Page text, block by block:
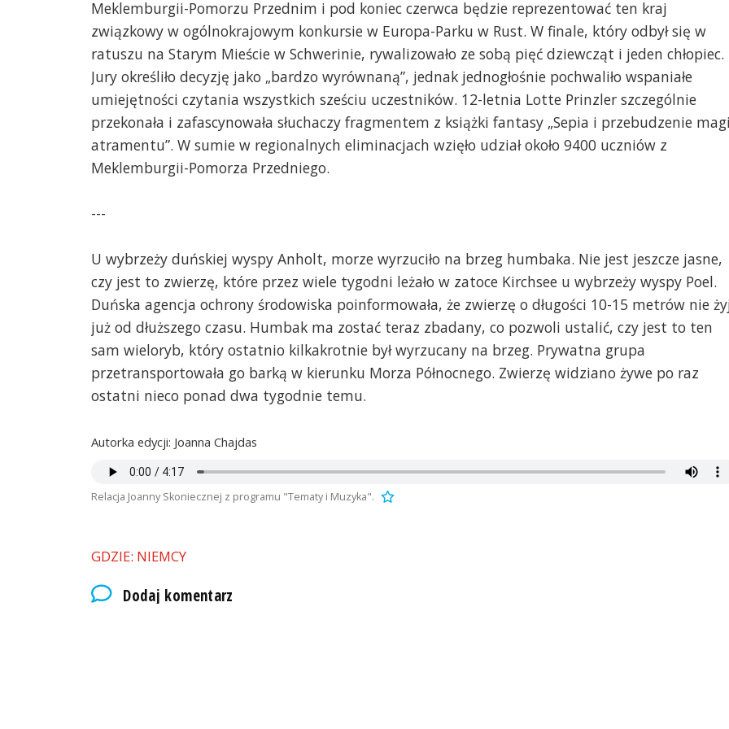
Meklemburgii-Pomorzu Przednim i pod koniec czerwca będzie reprezentować ten kraj
związkowy w ogólnokrajowym konkursie w Europa-Parku w Rust. W finale, który odbył się w
ratuszu na Starym Mieście w Schwerinie, rywalizowało ze sobą pięć dziewcząt i jeden chłopiec.
Jury określiło decyzję jako „bardzo wyrównaną”, jednak jednogłośnie pochwaliło wspaniałe
umiejętności czytania wszystkich sześciu uczestników. 12-letnia Lotte Prinzler szczególnie
przekonała i zafascynowała słuchaczy fragmentem z książki fantasy „Sepia i przebudzenie
atramentu”. W sumie w regionalnych eliminacjach wzięło udział około 9400 uczniów z
Meklemburgii-Pomorza Przedniego.
---
U wybrzeży duńskiej wyspy Anholt, morze wyrzuciło na brzeg humbaka. Nie jest jeszcze jasne,
czy jest to zwierzę, które przez wiele tygodni leżało w zatoce Kirchsee u wybrzeży wyspy Poel.
Duńska agencja ochrony środowiska poinformowała, że zwierzę o długości 10-15 metrów nie
już od dłuższego czasu. Humbak ma zostać teraz zbadany, co pozwoli ustalić, czy jest to ten
sam wieloryb, który ostatnio kilkakrotnie był wyrzucany na brzeg. Prywatna grupa
przetransportowała go barką w kierunku Morza Północnego. Zwierzę widziano żywe po raz
ostatni nieco ponad dwa tygodnie temu.
Autorka edycji: Joanna Chajdas
Relacja Joanny Skoniecznej z programu "Tematy i Muzyka".
GDZIE: NIEMCY
Dodaj komentarz